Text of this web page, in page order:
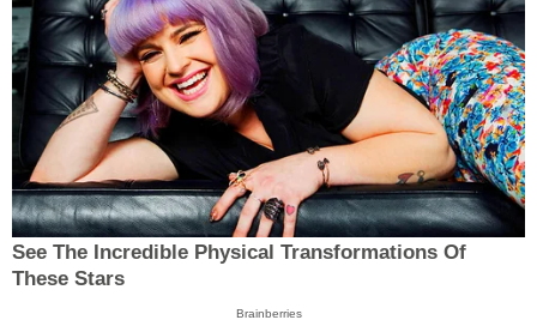
See The Incredible Physical Transformations Of
These Stars
Brainberries